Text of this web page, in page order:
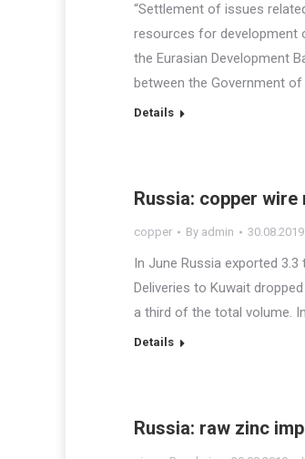
“Settlement of issues
resources for development
the Eurasian Development
between the Government
Details
Russia: copper
copper By admin 30.08.2019
In June Russia exported
Deliveries to Kuwait
a third of the total volume.
Details
Russia: raw zinc